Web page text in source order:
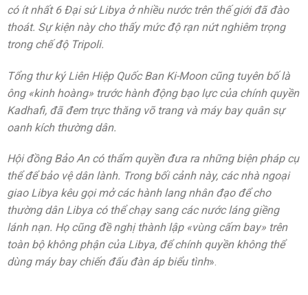
có ít nhất 6 Đại sứ Libya ở nhiều nước trên thế giới đã đào
thoát. Sự kiện này cho thấy mức độ rạn nứt nghiêm trọng
trong chế độ Tripoli.
Tổng thư ký Liên Hiệp Quốc Ban Ki-Moon cũng tuyên bố là
ông «kinh hoàng» trước hành động bạo lực của chính quyền
Kadhafi, đã đem trực thăng võ trang và máy bay quân sự
oanh kích thường dân.
Hội đồng Bảo An có thẩm quyền đưa ra những biện pháp cụ
thể để bảo vệ dân lành. Trong bối cảnh này, các nhà ngoại
giao Libya kêu gọi mở các hành lang nhân đạo để cho
thường dân Libya có thể chạy sang các nước láng giềng
lánh nạn. Họ cũng đề nghị thành lập «vùng cấm bay» trên
toàn bộ không phận của Libya, để chính quyền không thể
dùng máy bay chiến đấu đàn áp biểu tình».